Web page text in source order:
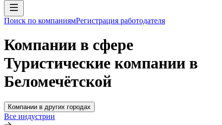
Поиск по компаниямРегистрация работодателя
Компании в сфере
Туристические компании в
Беломечётской
Компании в других городах
Все индустрии